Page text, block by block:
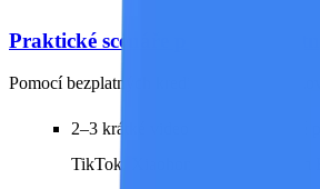
Praktické scénáře použití
Pomocí bezplatných kreditů lze plně
2–3 krátké videoklipy
— Vhodné
TikTok, Xiaohongshu a Instagram